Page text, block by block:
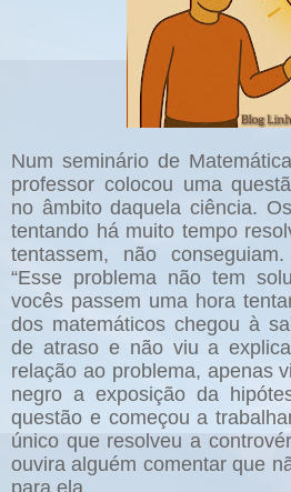
Num seminário de
professor colocou uma
no âmbito daquela ciência.
tentando há muito tempo
tentassem, não
“Esse problema não tem
vocês passem uma hora
dos matemáticos chegou à
de atraso e não viu a
relação ao problema, apenas
negro a exposição da
questão e começou a
único que resolveu a
ouvira alguém comentar que